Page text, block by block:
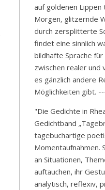
auf goldenen
Morgen, glitzernde
durch zersplitterte
findet eine sinnlich
bildhafte Sprache
zwischen realer und
es gänzlich andere
Möglichkeiten gibt.
"Die Gedichte in
Gedichtband
tagebuchartige
Momentaufnahmen.
an Situationen,
auftauchen, ihr
analytisch, reflexiv,